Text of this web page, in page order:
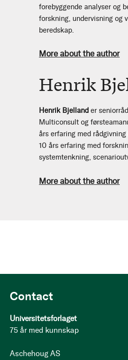
forebyggende analyser og
forskning, undervisning og
beredskap.
More about the author
Henrik
Henrik Bjelland er
Multiconsult og
års erfaring med
10 års erfaring med
systemtenkning,
More about the author
Contact
Universitetsforlaget
75 år med kunnskap
Aschehoug AS